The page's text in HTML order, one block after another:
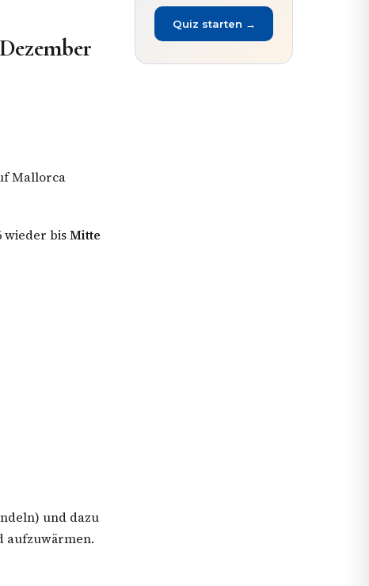
Mallorca
wieder bisMitte
und dazu
aufzuwärmen.
Quiz starten →